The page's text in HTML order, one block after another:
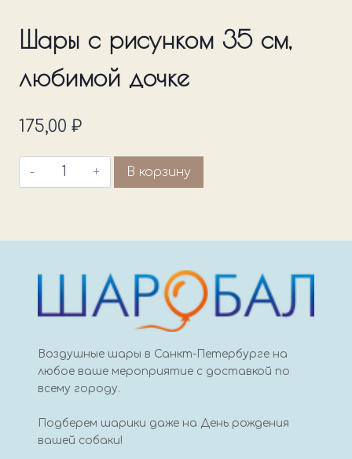
Шары с рисунком 35 см,
любимой дочке
175,00 ₽
Количество
товара
35
см,
любимой
В корзину
Воздушные шары в Санкт-Петербурге на
любое ваше мероприятие с доставкой по
всему городу.
Подберем шарики даже на День рождения
вашей собаки!